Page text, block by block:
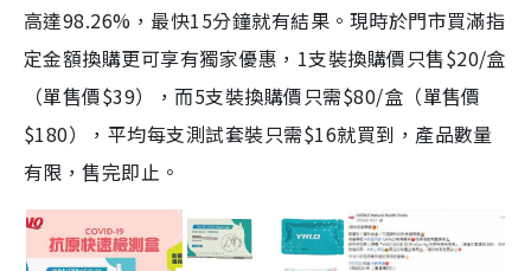
高達98.26%，最快15分鐘就有結果。現時於門市買滿指
定金額換購更可享有獨家優惠，1支裝換購價只售$20/盒
（單售價$39），而5支裝換購價只需$80/盒（單售價
$180），平均每支測試套裝只需$16就買到，產品數量
有限，售完即止。